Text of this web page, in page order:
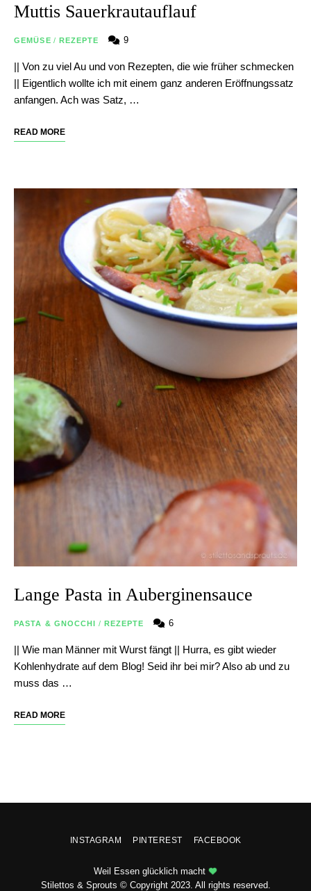
Muttis Sauerkrautauflauf
GEMÜSE / REZEPTE 9
|| Von zu viel Au und von Rezepten, die wie früher schmecken
|| Eigentlich wollte ich mit einem ganz anderen Eröffnungssatz
anfangen. Ach was Satz, …
READ MORE
Lange Pasta in Auberginensauce
PASTA & GNOCCHI / REZEPTE 6
|| Wie man Männer mit Wurst fängt || Hurra, es gibt wieder
Kohlenhydrate auf dem Blog! Seid ihr bei mir? Also ab und zu
muss das …
READ MORE
INSTAGRAM PINTEREST FACEBOOK
Weil Essen glücklich macht
Stilettos & Sprouts © Copyright 2023. All rights reserved.